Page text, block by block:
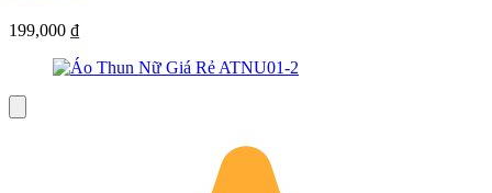
199,000 ₫